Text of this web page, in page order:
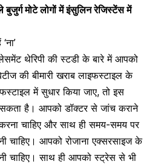
बुजुर्ग मोटे लोगों में इंसुलिन रेजिस्टेंस में
थेरिपी की स्टडी के बारे में आपको
की बीमारी खराब लाइफस्टाइल के
में सुधार किया जाए, तो इस
सकता है। आपको डॉक्टर से जांच कराने
चाहिए और साथ ही समय-समय पर
चाहिए। आपको रोजाना एक्सरसाइज के
चाहिए। साथ ही आपको स्ट्रेस से भी